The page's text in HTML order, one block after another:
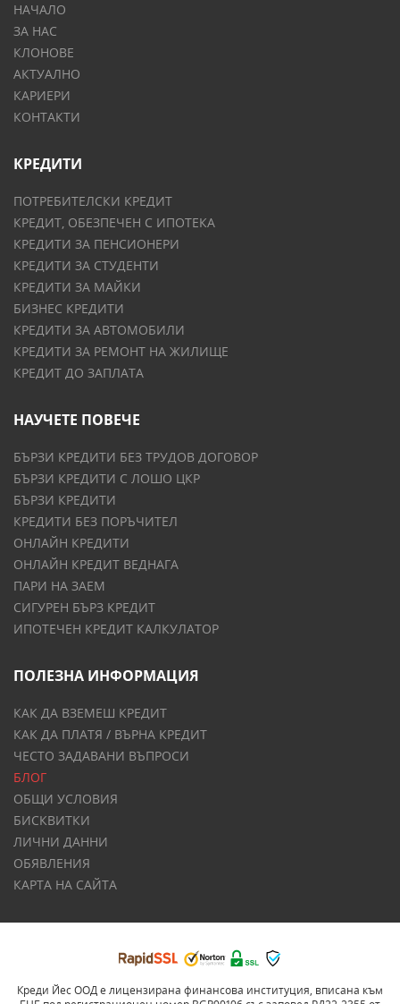
НАЧАЛО
ЗА НАС
КЛОНОВЕ
АКТУАЛНО
КАРИЕРИ
КОНТАКТИ
КРЕДИТИ
ПОТРЕБИТЕЛСКИ КРЕДИТ
КРЕДИТ, ОБЕЗПЕЧЕН С ИПОТЕКА
КРЕДИТИ ЗА ПЕНСИОНЕРИ
КРЕДИТИ ЗА СТУДЕНТИ
КРЕДИТИ ЗА МАЙКИ
БИЗНЕС КРЕДИТИ
КРЕДИТИ ЗА АВТОМОБИЛИ
КРЕДИТИ ЗА РЕМОНТ НА ЖИЛИЩЕ
КРЕДИТ ДО ЗАПЛАТА
НАУЧЕТЕ ПОВЕЧЕ
БЪРЗИ КРЕДИТИ БЕЗ ТРУДОВ ДОГОВОР
БЪРЗИ КРЕДИТИ С ЛОШО ЦКР
БЪРЗИ КРЕДИТИ
КРЕДИТИ БЕЗ ПОРЪЧИТЕЛ
ОНЛАЙН КРЕДИТИ
ОНЛАЙН КРЕДИТ ВЕДНАГА
ПАРИ НА ЗАЕМ
СИГУРЕН БЪРЗ КРЕДИТ
ИПОТЕЧЕН КРЕДИТ КАЛКУЛАТОР
ПОЛЕЗНА ИНФОРМАЦИЯ
КАК ДА ВЗЕМЕШ КРЕДИТ
КАК ДА ПЛАТЯ / ВЪРНА КРЕДИТ
ЧЕСТО ЗАДАВАНИ ВЪПРОСИ
БЛОГ
ОБЩИ УСЛОВИЯ
БИСКВИТКИ
ЛИЧНИ ДАННИ
ОБЯВЛЕНИЯ
КАРТА НА САЙТА
Креди Йес ООД е лицензирана финансова институция, вписана към